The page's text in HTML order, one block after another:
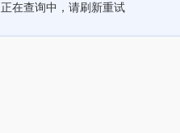
正在查询中，请刷新重试